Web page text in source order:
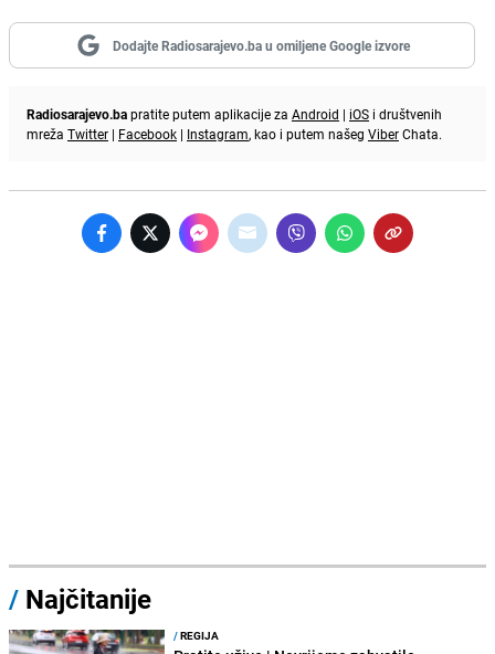
Dodajte Radiosarajevo.ba u omiljene Google izvore
Radiosarajevo.bapratite putem aplikacije za Android | iOS i društvenih
mreža Twitter | Facebook | Instagram, kao i putem našeg ViberChata.
/ Najčitanije
/REGIJA